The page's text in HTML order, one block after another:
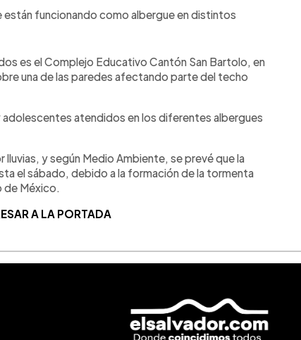
funcionando como albergue en distintos
es el Complejo Educativo Cantón San Bartolo, en
una de las paredes afectando parte del techo
atendidos en los diferentes albergues
lluvias, y según Medio Ambiente, se prevé que la
el sábado, debido a la formación de la tormenta
México.
A LA PORTADA